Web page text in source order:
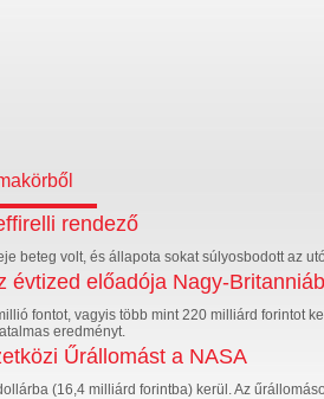
rendező
beteg volt, és állapota sokat súlyosbodott az
évtized előadója Nagy-
fontot, vagyis több mint 220 milliárd forintot
eredményt.
Űrállomást a NASA
(16,4 milliárd forintba) kerül. Az